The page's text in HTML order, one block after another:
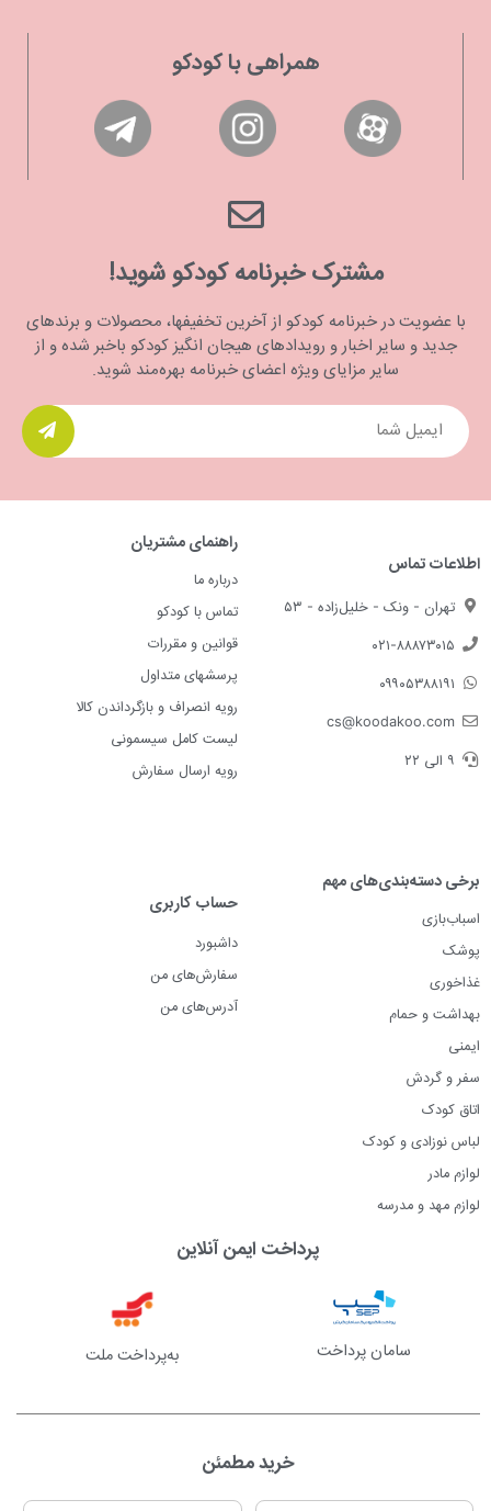
همراهی با کودکو
مشترک خبرنامه کودکو شوید!
با عضویت در خبرنامه کودکو از آخرین تخفیفها، محصولات و برندهای
جدید و سایر اخبار و رویدادهای هیجان انگیز کودکو باخبر شده و از
سایر مزایای ویژه اعضای خبرنامه بهره‌مند شوید.
اطلاعات تماس
تهران - ونک - خلیل‌زاده - ۵۳
۰۲۱-۸۸۸۷۳۰۱۵
۰۹۹۰۵۳۸۸۱۹۱
cs@koodakoo.com
۹ الی ۲۲
راهنمای مشتریان
درباره ما
تماس با کودکو
قوانین و مقررات
پرسشهای متداول
رویه انصراف و بازگرداندن کالا
لیست کامل سیسمونی
رویه ارسال سفارش
برخی دسته‌بندی‌های مهم
اسباب‌بازی
پوشک
غذاخوری
بهداشت و حمام
ایمنی
سفر و گردش
اتاق کودک
لباس نوزادی و کودک
لوازم مادر
لوازم مهد و مدرسه
حساب کاربری
داشبورد
سفارش‌های من
آدرس‌های من
پرداخت ایمن آنلاین
سامان پرداخت به‌پرداخت ملت
خرید مطمئن